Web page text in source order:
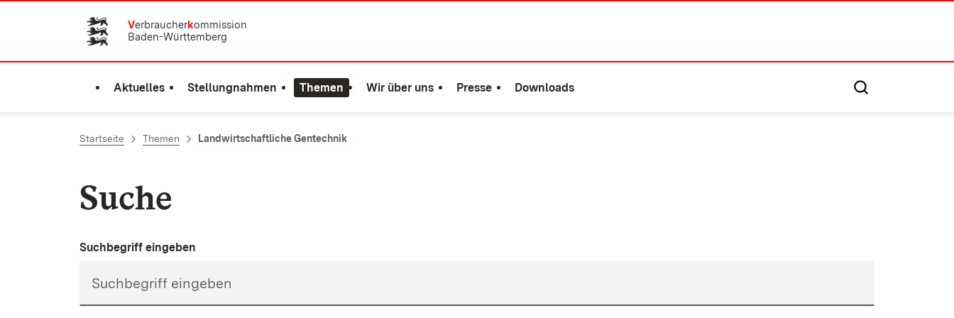
Zum Inhalt springen
Verbraucherkommission
Baden-Württemberg
Aktuelles Stellungnahmen Themen Wir über uns Presse Downloads
Startseite Themen Landwirtschaftliche Gentechnik
Suche
Suchbegriff eingeben